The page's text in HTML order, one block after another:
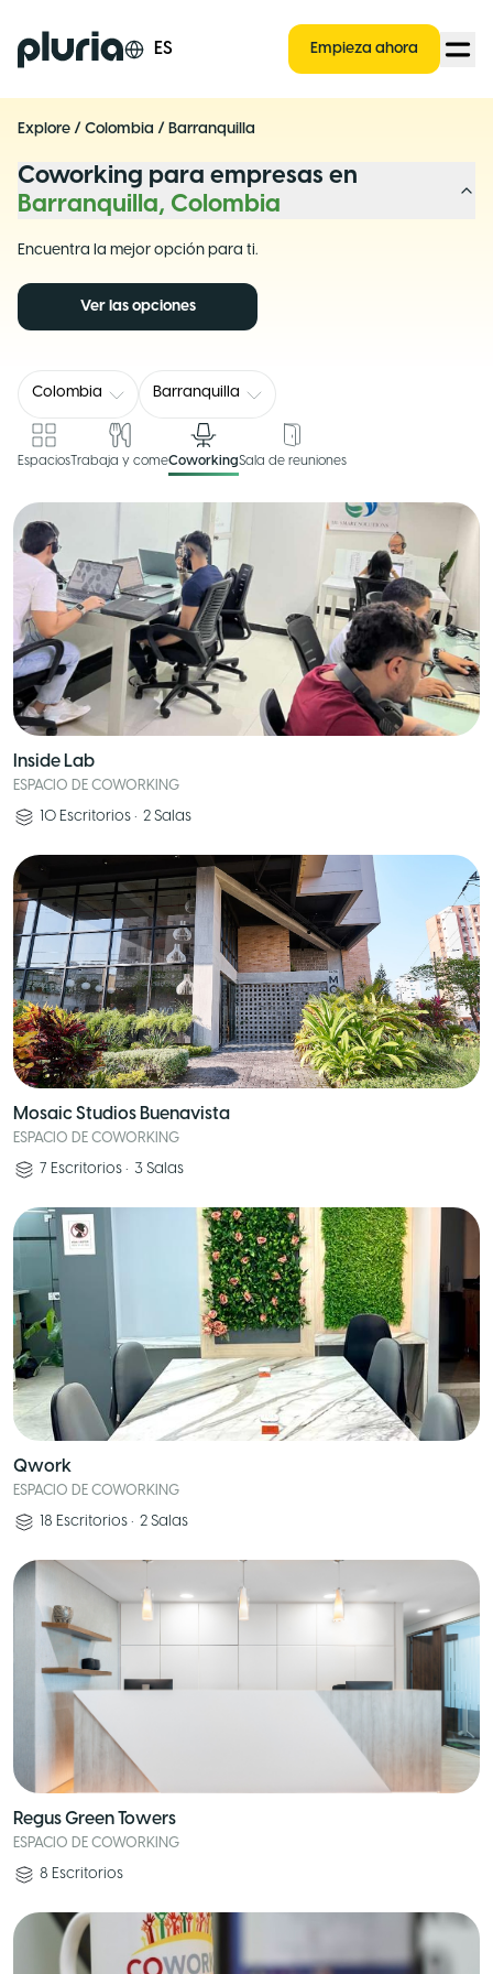
Logo Pluria ES Empieza ahora
Explore / Colombia / Barranquilla
Coworking para empresas en
Barranquilla, Colombia
Encuentra la mejor opción para ti.
Ver las opciones
Colombia Barranquilla
EspaciosTrabaja y comeCoworkingSala de reuniones
Inside Lab
ESPACIO DE COWORKING
10 Escritorios • 2 Salas
Mosaic Studios Buenavista
ESPACIO DE COWORKING
7 Escritorios • 3 Salas
Qwork
ESPACIO DE COWORKING
18 Escritorios • 2 Salas
Regus Green Towers
ESPACIO DE COWORKING
8 Escritorios